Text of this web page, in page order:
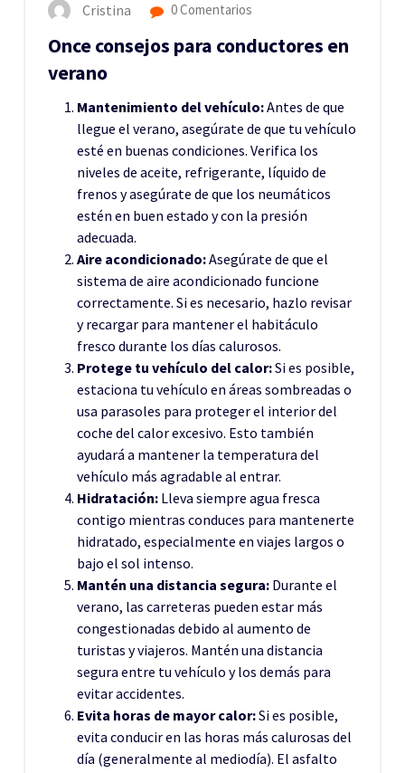
Cristina 0 Comentarios
Once consejos para conductores en
verano
Mantenimiento del vehículo:Antes de que
llegue el verano, asegúrate de que tu vehículo
esté en buenas condiciones. Verifica los
niveles de aceite, refrigerante, líquido de
frenos y asegúrate de que los neumáticos
estén en buen estado y con la presión
adecuada.
Aire acondicionado:Asegúrate de que el
sistema de aire acondicionado funcione
correctamente. Si es necesario, hazlo revisar
y recargar para mantener el habitáculo
fresco durante los días calurosos.
Protege tu vehículo del calor:Si es posible,
estaciona tu vehículo en áreas sombreadas o
usa parasoles para proteger el interior del
coche del calor excesivo. Esto también
ayudará a mantener la temperatura del
vehículo más agradable al entrar.
Hidratación: Lleva siempre agua fresca
contigo mientras conduces para mantenerte
hidratado, especialmente en viajes largos o
bajo el sol intenso.
Mantén una distancia segura: Durante el
verano, las carreteras pueden estar más
congestionadas debido al aumento de
turistas y viajeros. Mantén una distancia
segura entre tu vehículo y los demás para
evitar accidentes.
Evita horas de mayor calor:Si es posible,
evita conducir en las horas más calurosas del
día (generalmente al mediodía). El asfalto